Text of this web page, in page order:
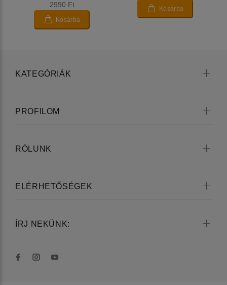
2990 Ft
Kosárba
Kosárba
KATEGÓRIÁK
PROFILOM
RÓLUNK
ELÉRHETŐSÉGEK
ÍRJ NEKÜNK: